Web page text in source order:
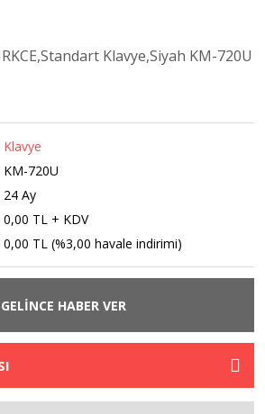
Klavye,Siyah KM-720U
Klavye
KM-720U
24 Ay
0,00 TL + KDV
0,00 TL (%3,00 havale indirimi)
GELİNCE HABER VER